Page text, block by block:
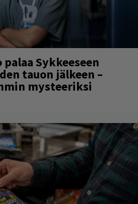
Sykkeeseen
tauon jälkeen –
mysteeriksi